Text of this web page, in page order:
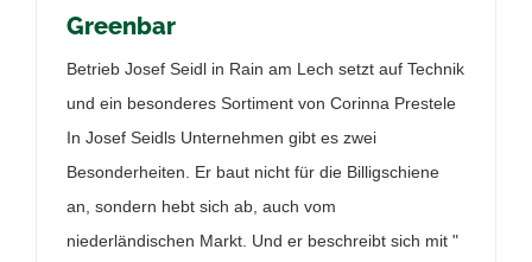
Greenbar
Betrieb Josef Seidl in Rain am Lech setzt auf Technik
und ein besonderes Sortiment von Corinna Prestele
In Josef Seidls Unternehmen gibt es zwei
Besonderheiten. Er baut nicht für die Billigschiene
an, sondern hebt sich ab, auch vom
niederländischen Markt. Und er beschreibt sich mit "